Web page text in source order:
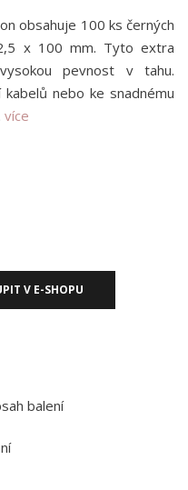
obsahuje 100 ks černých
x 100 mm. Tyto extra
pevnost v tahu.
nebo ke snadnému
více
V E-SHOPU
balení